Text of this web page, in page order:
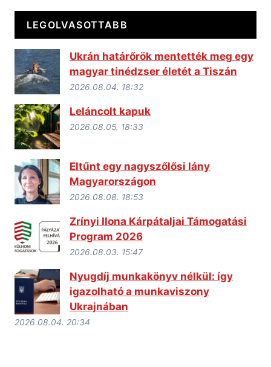
LEGOLVASOTTABB
Ukrán határőrök mentették meg egy
magyar tinédzser életét a Tiszán
2026.08.04. 18:32
Leláncolt kapuk
2026.08.05. 18:33
Eltűnt egy nagyszőlősi lány
Magyarországon
2026.08.08. 18:53
Zrínyi Ilona Kárpátaljai Támogatási
Program 2026
2026.08.03. 15:47
Nyugdíj munkakönyv nélkül: így
igazolható a munkaviszony
Ukrajnában
2026.08.04. 20:34